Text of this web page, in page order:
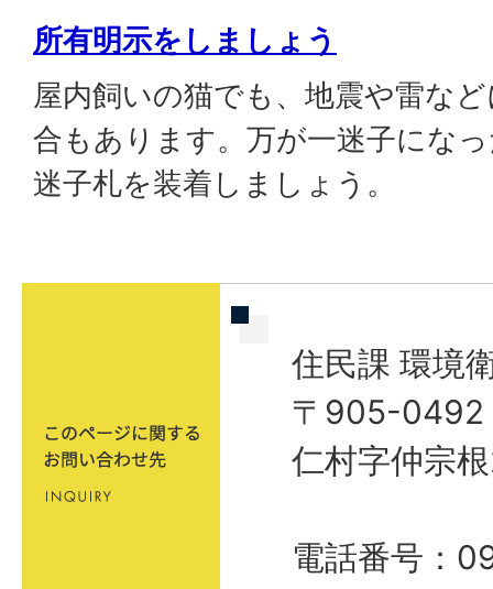
所有明示をしましょう
屋内飼いの猫でも、地震や雷な
合もあります。万が一迷子にな
迷子札を装着しましょう。
住民課 環境
〒905-0492
仁村字仲宗
電話番号：